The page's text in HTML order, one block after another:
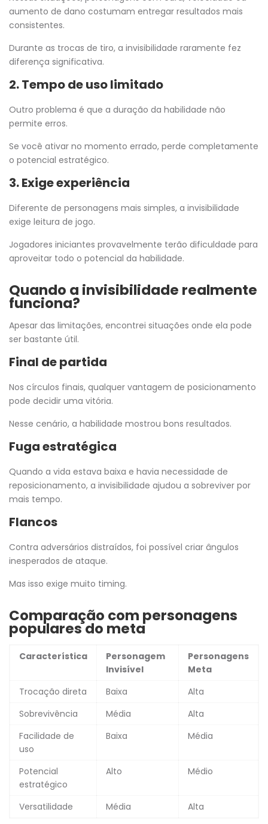
aumento de dano costumam entregar resultados mais
consistentes.
Durante as trocas de tiro, a invisibilidade raramente fez
diferença significativa.
2. Tempo de uso limitado
Outro problema é que a duração da habilidade não
permite erros.
Se você ativar no momento errado, perde completamente
o potencial estratégico.
3. Exige experiência
Diferente de personagens mais simples, a invisibilidade
exige leitura de jogo.
Jogadores iniciantes provavelmente terão dificuldade para
aproveitar todo o potencial da habilidade.
Quando a invisibilidade realmente
funciona?
Apesar das limitações, encontrei situações onde ela pode
ser bastante útil.
Final de partida
Nos círculos finais, qualquer vantagem de posicionamento
pode decidir uma vitória.
Nesse cenário, a habilidade mostrou bons resultados.
Fuga estratégica
Quando a vida estava baixa e havia necessidade de
reposicionamento, a invisibilidade ajudou a sobreviver por
mais tempo.
Flancos
Contra adversários distraídos, foi possível criar ângulos
inesperados de ataque.
Mas isso exige muito timing.
Comparação com personagens
populares do meta
Característica
Personagem
Invisível
Personagens
Meta
Trocação direta
Baixa
Alta
Sobrevivência
Média
Alta
Facilidade de
uso
Baixa Média
Potencial
estratégico
Alto Médio
Versatilidade Média Alta